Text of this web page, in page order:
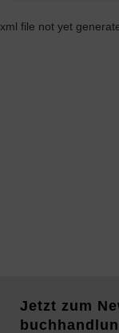
xml file not yet
Jetzt zum